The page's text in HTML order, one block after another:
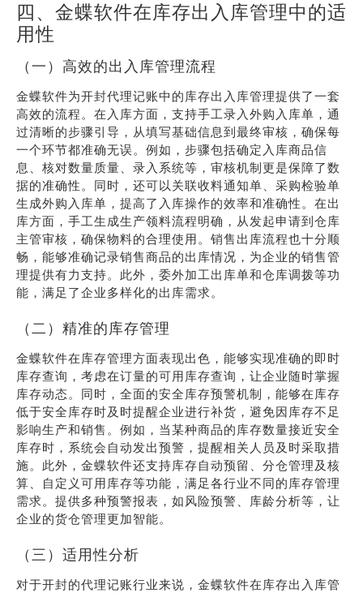
四、金蝶软件在库存出入库管理中的适
用性
（一）高效的出入库管理流程
金蝶软件为开封代理记账中的库存出入库管理提供了一套
高效的流程。在入库方面，支持手工录入外购入库单，通
过清晰的步骤引导，从填写基础信息到最终审核，确保每
一个环节都准确无误。例如，步骤包括确定入库商品信
息、核对数量质量、录入系统等，审核机制更是保障了数
据的准确性。同时，还可以关联收料通知单、采购检验单
生成外购入库单，提高了入库操作的效率和准确性。在出
库方面，手工生成生产领料流程明确，从发起申请到仓库
主管审核，确保物料的合理使用。销售出库流程也十分顺
畅，能够准确记录销售商品的出库情况，为企业的销售管
理提供有力支持。此外，委外加工出库单和仓库调拨等功
能，满足了企业多样化的出库需求。
（二）精准的库存管理
金蝶软件在库存管理方面表现出色，能够实现准确的即时
库存查询，考虑在订量的可用库存查询，让企业随时掌握
库存动态。同时，全面的安全库存预警机制，能够在库存
低于安全库存时及时提醒企业进行补货，避免因库存不足
影响生产和销售。例如，当某种商品的库存数量接近安全
库存时，系统会自动发出预警，提醒相关人员及时采取措
施。此外，金蝶软件还支持库存自动预留、分仓管理及核
算、自定义可用库存等功能，满足各行业不同的库存管理
需求。提供多种预警报表，如风险预警、库龄分析等，让
企业的货仓管理更加智能。
（三）适用性分析
对于开封的代理记账行业来说，金蝶软件在库存出入库管